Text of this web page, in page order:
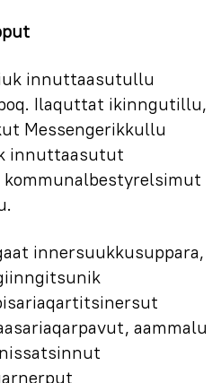
innuttaasutullu
Ilaquttat ikinngutillu,
Messengerikkullu
innuttaasutut
innersuukkusuppara,
aammalu